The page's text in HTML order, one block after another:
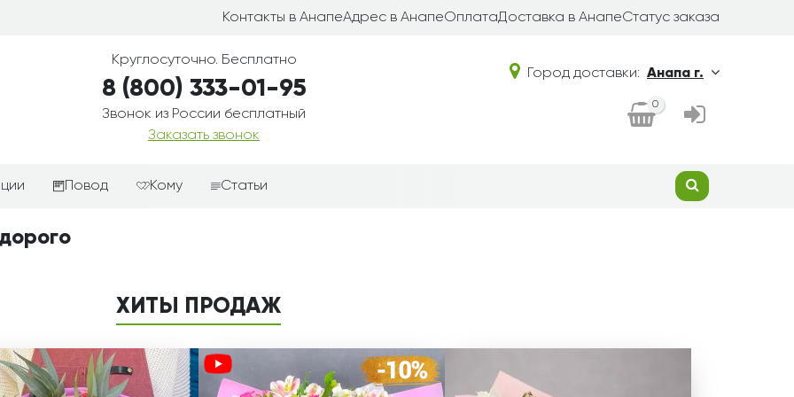
Контакты в АнапеАдрес в АнапеОплатаДоставка в АнапеСтатус заказа
Круглосуточно. Бесплатно
8 (800) 333-01-95
Звонок из России бесплатный
Заказать звонок
Город доставки: Анапа г.
0
корзины
Повод
День рождения
Любовь
Просто так
Кому
Мужчине
Папе
Статьи
ХИТЫ ПРОДАЖ